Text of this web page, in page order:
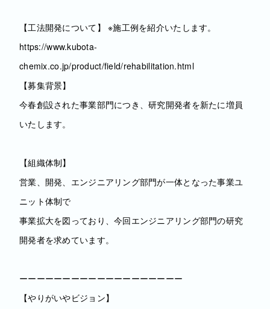
【工法開発について】 ※施工例を紹介いたします。
https://www.kubota-
chemix.co.jp/product/field/rehabilitation.html
【募集背景】
今春創設された事業部門につき、研究開発者を新たに増員
いたします。
【組織体制】
営業、開発、エンジニアリング部門が一体となった事業ユ
ニット体制で
事業拡大を図っており、今回エンジニアリング部門の研究
開発者を求めています。
ーーーーーーーーーーーーーーーーーーー
【やりがいやビジョン】